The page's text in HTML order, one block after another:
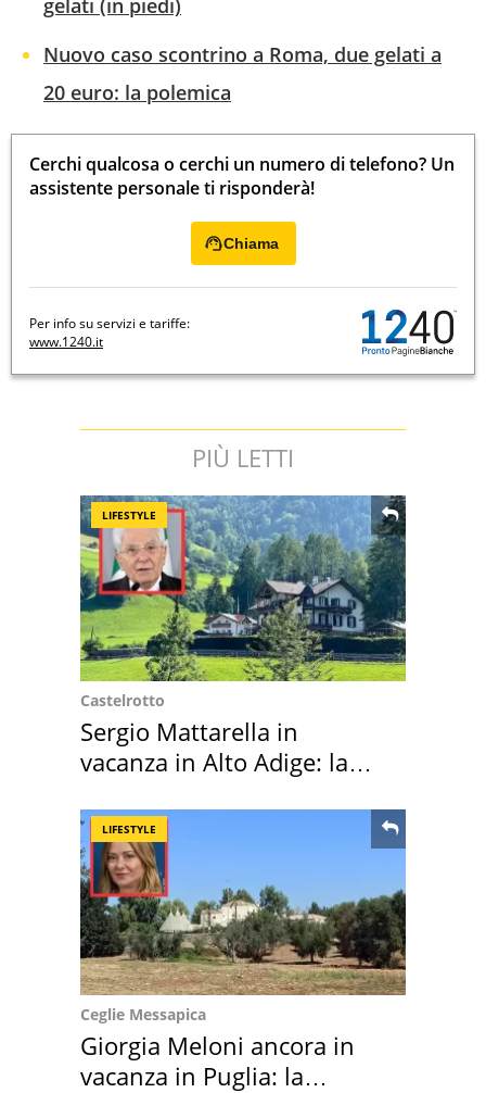
gelati (in piedi)
Nuovo caso scontrino a Roma, due gelati a
20 euro: la polemica
Cerchi qualcosa o cerchi un numero di telefono? Un
assistente personale ti risponderà!
Chiama
Per info su servizi e tariffe:
www.1240.it
PIÙ LETTI
LIFESTYLE
Castelrotto
Sergio Mattarella in
vacanza in Alto Adige: la
LIFESTYLE
Ceglie Messapica
Giorgia Meloni ancora in
vacanza in Puglia: la